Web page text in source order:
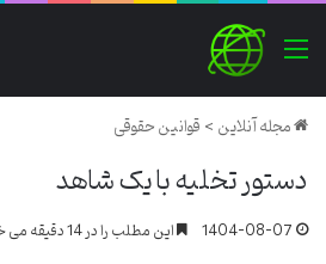
منو
مجله آنلاین>قوانین حقوقی
دستور تخلیه با یک شاهد
1404-08-07 این مطلب را در 14 دقیقه می خوانید